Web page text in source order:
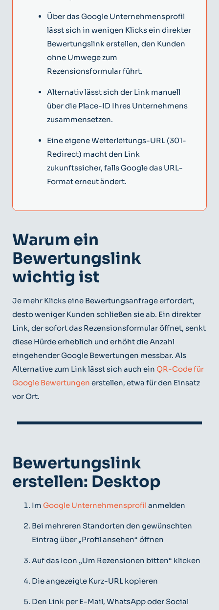
Über das Google Unternehmensprofil
lässt sich in wenigen Klicks ein direkter
Bewertungslink erstellen, den Kunden
ohne Umwege zum
Rezensionsformular führt.
Alternativ lässt sich der Link manuell
über die Place-ID Ihres Unternehmens
zusammensetzen.
Eine eigene Weiterleitungs-URL (301-
Redirect) macht den Link
zukunftssicher, falls Google das URL-
Format erneut ändert.
Warum ein
Bewertungslink
wichtig ist
Je mehr Klicks eine Bewertungsanfrage erfordert,
desto weniger Kunden schließen sie ab. Ein direkter
Link, der sofort das Rezensionsformular öffnet, senkt
diese Hürde erheblich und erhöht die Anzahl
eingehender Google Bewertungen messbar. Als
Alternative zum Link lässt sich auch ein QR-Code für
Google Bewertungen erstellen, etwa für den Einsatz
vor Ort.
Bewertungslink
erstellen: Desktop
Im Google Unternehmensprofil anmelden
Bei mehreren Standorten den gewünschten
Eintrag über „Profil ansehen“ öffnen
Auf das Icon „Um Rezensionen bitten“ klicken
Die angezeigte Kurz-URL kopieren
Den Link per E-Mail, WhatsApp oder Social